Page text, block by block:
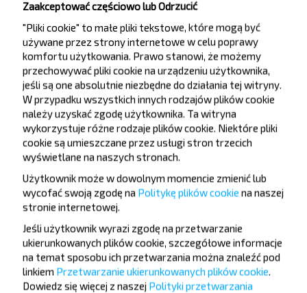
Borysów
Mińsk
Rezerwuj
Najlepsze kursy z Plavinas
Pļaviņas
Pastavy
Rezerwuj
Pļaviņas
Myadzyel
Rezerwuj
Pļaviņas
National Airport Minsk
Rezerwuj
Zaakceptować częściowo lub Odrzucić
"Pliki cookie" to małe pliki tekstowe, które mogą być
używane przez strony internetowe w celu poprawy
komfortu użytkowania. Prawo stanowi, że możemy
przechowywać pliki cookie na urządzeniu użytkownika,
jeśli są one absolutnie niezbędne do działania tej witryny.
W przypadku wszystkich innych rodzajów plików cookie
należy uzyskać zgodę użytkownika. Ta witryna
wykorzystuje różne rodzaje plików cookie. Niektóre pliki
cookie są umieszczane przez usługi stron trzecich
wyświetlane na naszych stronach.
Użytkownik może w dowolnym momencie zmienić lub
wycofać swoją zgodę na Politykę plików cookie na naszej
stronie internetowej.
Jeśli użytkownik wyrazi zgodę na przetwarzanie
ukierunkowanych plików cookie, szczegółowe informacje
na temat sposobu ich przetwarzania można znaleźć pod
linkiem Przetwarzanie ukierunkowanych plików cookie.
Dowiedz się więcej z naszej Polityki przetwarzania